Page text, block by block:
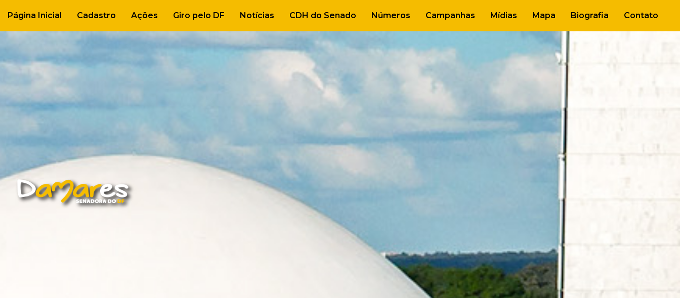
Página Inicial Cadastro Ações Giro pelo DF Notícias CDH do Senado Números Campanhas Mídias Mapa Biografia Contato